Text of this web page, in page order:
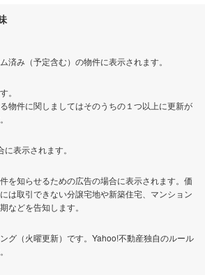
済み（予定含む）の物件に表示されます。
。
物件に関しましてはそのうちの１つ以上に更新が
表示されます。
を知らせるための広告の場合に表示されます。価
は取引できない分譲宅地や新築住宅、マンション
などを告知します。
グ（火曜更新）です。Yahoo!不動産独自のルール